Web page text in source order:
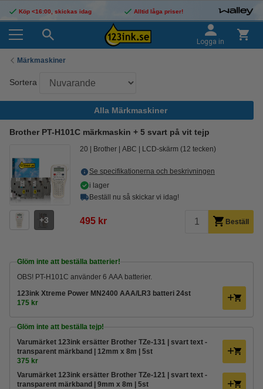
Köp <16:00, skickas idag Alltid låga priser!
Logga in
Märkmaskiner
Sortera
Alla Märkmaskiner
Brother PT-H101C märkmaskin + 5 svart på vit tejp
3
20 Brother ABC LCD-skärm (12 tecken)
Se specifikationerna och beskrivningen
i lager
Beställ nu så skickar vi idag!
495 kr Beställ
Glöm inte att beställa batterier!
OBS! PT-H101C använder 6 AAA batterier.
123ink Xtreme Power MN2400 AAA/LR3 batteri 24st
175 kr
Glöm inte att beställa tejp!
Varumärket 123ink ersätter Brother TZe-131 | svart text -
transparent märkband | 12mm x 8m | 5st
375 kr
Varumärket 123ink ersätter Brother TZe-121 | svart text -
transparent märkband | 9mm x 8m | 5st